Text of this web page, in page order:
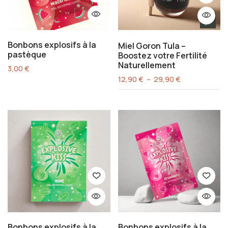
Bonbons explosifs à la
pastèque
3,00€
Miel Goron Tula –
Boostez votre Fertilité
Naturellement
12,90€ – 29,90€